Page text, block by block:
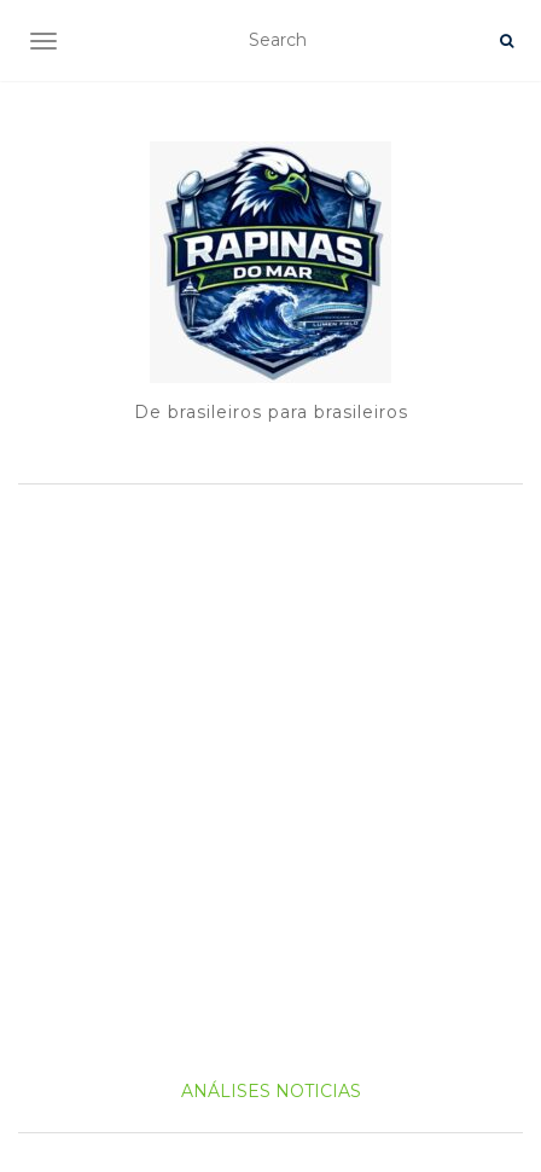
TOGGLE NAVIGATION
De brasileiros para brasileiros
ANÁLISES NOTICIAS